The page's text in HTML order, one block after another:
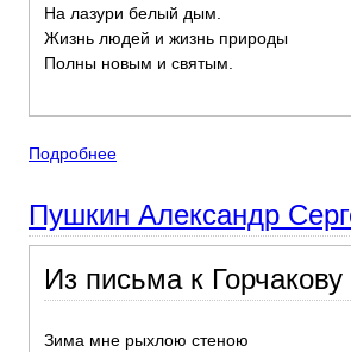
На лазури белый дым.
Жизнь людей и жизнь природы
Полны новым и святым.
Подробнее
Пушкин Александр
Из письма к
Зима мне рыхлою стеною